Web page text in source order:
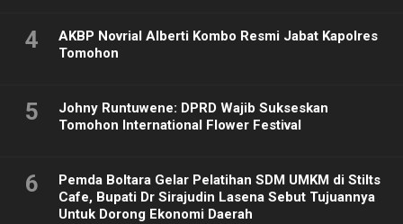
4
AKBP Novrial Alberti Kombo Resmi Jabat Kapolres
Tomohon
5
Johny Runtuwene: DPRD Wajib Sukseskan
Tomohon International Flower Festival
6
Pemda Boltara Gelar Pelatihan SDM UMKM di Stilts
Cafe, Bupati Dr Sirajudin Lasena Sebut Tujuannya
Untuk Dorong Ekonomi Daerah